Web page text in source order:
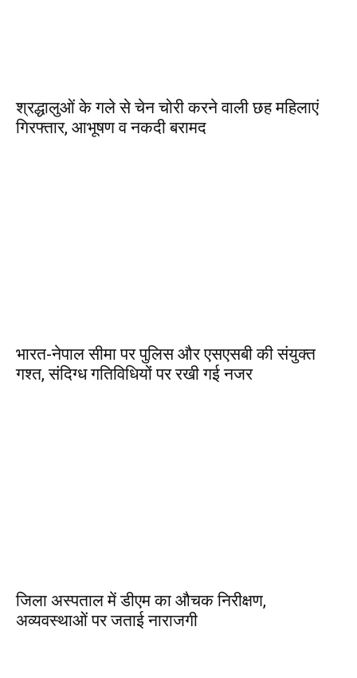
श्रद्धालुओं के गले से चेन चोरी करने वाली छह महिलाएं
गिरफ्तार, आभूषण व नकदी बरामद
भारत-नेपाल सीमा पर पुलिस और एसएसबी की संयुक्त
गश्त, संदिग्ध गतिविधियों पर रखी गई नजर
जिला अस्पताल में डीएम का औचक निरीक्षण,
अव्यवस्थाओं पर जताई नाराजगी